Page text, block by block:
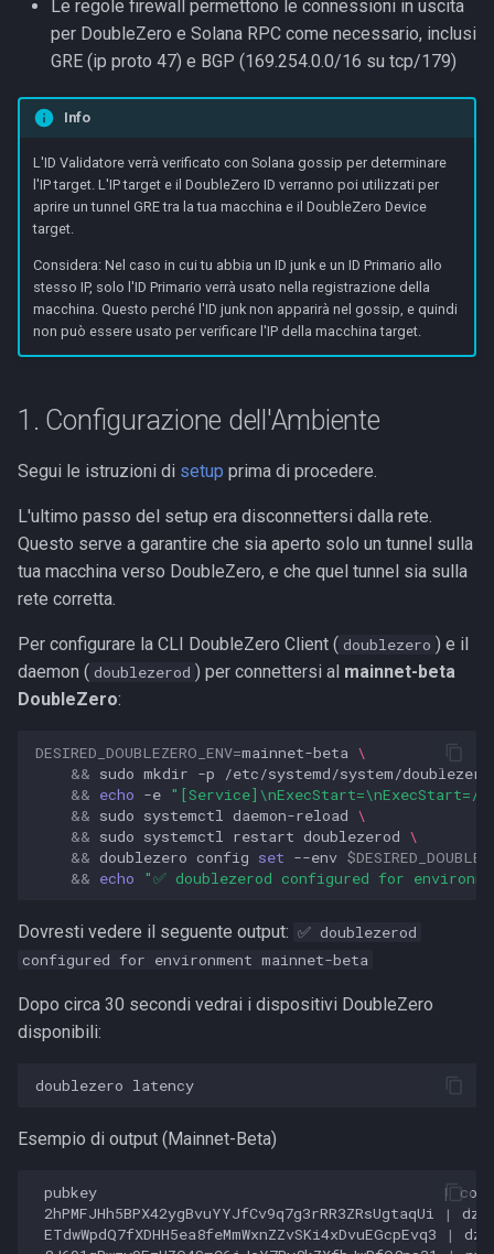
Le regole firewall permettono le connessioni in uscita
per DoubleZero e Solana RPC come necessario, inclusi
GRE (ip proto 47) e BGP (169.254.0.0/16 su tcp/179)
Info
L'ID Validatore verrà verificato con Solana gossip per determinare
l'IP target. L'IP target e il DoubleZero ID verranno poi utilizzati per
aprire un tunnel GRE tra la tua macchina e il DoubleZero Device
target.
Considera: Nel caso in cui tu abbia un ID junk e un ID Primario allo
stesso IP, solo l'ID Primario verrà usato nella registrazione della
macchina. Questo perché l'ID junk non apparirà nel gossip, e quindi
non può essere usato per verificare l'IP della macchina target.
1. Configurazione dell'Ambiente
Segui le istruzioni di setup prima di procedere.
L'ultimo passo del setup era disconnettersi dalla rete.
Questo serve a garantire che sia aperto solo un tunnel sulla
tua macchina verso DoubleZero, e che quel tunnel sia sulla
rete corretta.
Per configurare la CLI DoubleZero Client ( doublezero ) e il
daemon ( doublezerod ) per connettersi al mainnet-beta
DoubleZero:
DESIRED_DOUBLEZERO_ENV=mainnet-beta \
&& sudo mkdir -p
/etc/systemd/system/
&& echo -e
&& sudo systemctl daemon-reload \
&& sudo systemctl restart doublezerod \
&& doublezero config set --env
&& echo "✅ doublezerod configured for
Dovresti vedere il seguente output: ✅ doublezerod
configured for environment mainnet-beta
Dopo circa 30 secondi vedrai i dispositivi DoubleZero
disponibili:
doublezero
Esempio di output (Mainnet-Beta)
pubkey |
code
2hPMFJHh5BPX42ygBvuYYJfCv9q7g3rRR3ZRsUgtaqUi
|
dz-
ETdwWpdQ7fXDHH5ea8feMmWxnZZvSKi4xDvuEGcpEvq3
|
dz-